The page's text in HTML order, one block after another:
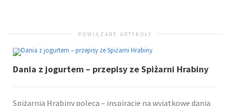
POWIĄZANE ARTYKUŁY
Dania z jogurtem – przepisy ze Spiżarni Hrabiny
Spiżarnia Hrabiny poleca – inspiracje na wyjątkowe dania